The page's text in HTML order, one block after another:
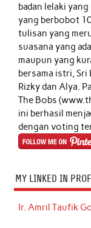
badan lelaki
yang berbobot
tulisan yang
suasana yang
maupun yang
bersama istri,
Rizky dan Alya.
The Bobs
ini berhasil
dengan voting
MY LINKED IN
Ir. Amril Taufik